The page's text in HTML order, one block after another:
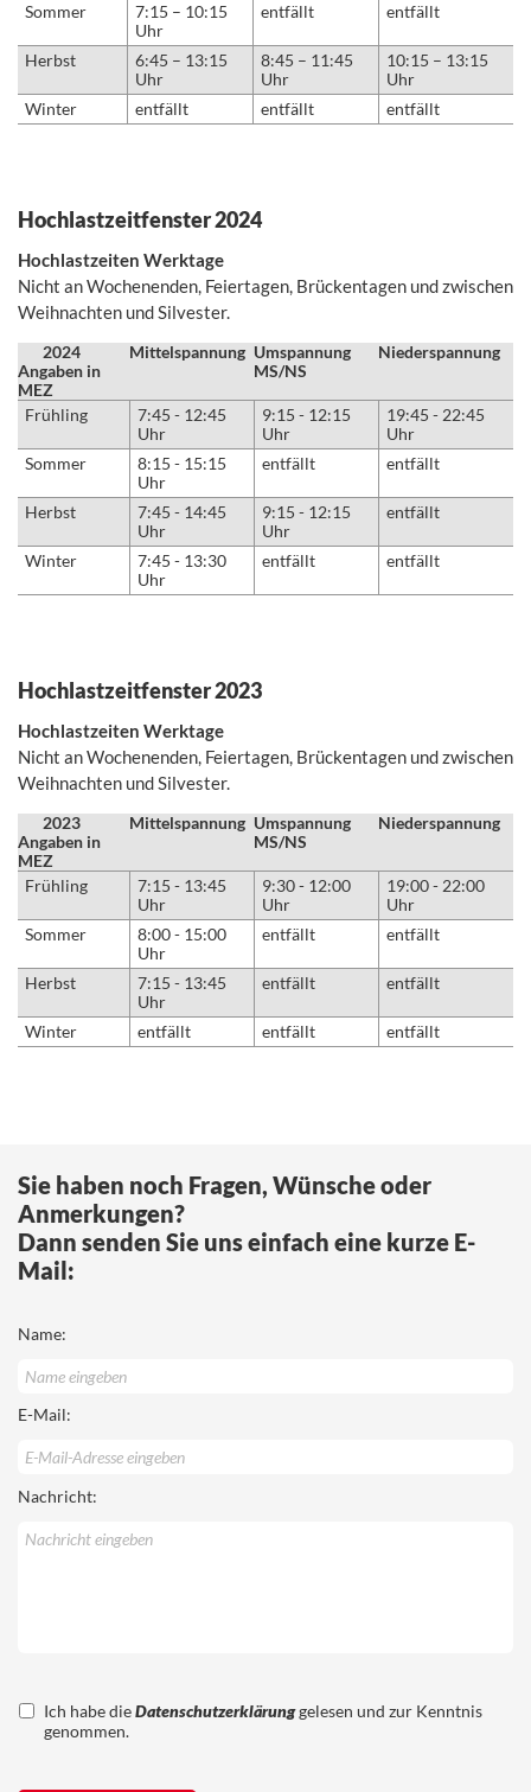
Sommer
7:15 – 10:15
Uhr
entfällt entfällt
Herbst
6:45 – 13:15
Uhr
8:45 – 11:45
Uhr
10:15 – 13:15
Uhr
Winter
entfällt entfällt entfällt
Hochlastzeitfenster 2024
Hochlastzeiten Werktage
Nicht an Wochenenden, Feiertagen, Brückentagen und zwischen
Weihnachten und Silvester.
2024
Angaben in
MEZ
Mittelspannung Umspannung
MS/NS
Niederspannung
Frühling
7:45 - 12:45
Uhr
9:15 - 12:15
Uhr
19:45 - 22:45
Uhr
Sommer
8:15 - 15:15
Uhr
entfällt entfällt
Herbst
7:45 - 14:45
Uhr
9:15 - 12:15
Uhr
entfällt
Winter
7:45 - 13:30
Uhr
entfällt entfällt
Hochlastzeitfenster 2023
Hochlastzeiten Werktage
Nicht an Wochenenden, Feiertagen, Brückentagen und zwischen
Weihnachten und Silvester.
2023
Angaben in
MEZ
Mittelspannung Umspannung
MS/NS
Niederspannung
Frühling
7:15 - 13:45
Uhr
9:30 - 12:00
Uhr
19:00 - 22:00
Uhr
Sommer
8:00 - 15:00
Uhr
entfällt entfällt
Herbst
7:15 - 13:45
Uhr
entfällt entfällt
Winter entfällt entfällt entfällt
Sie haben noch Fragen, Wünsche oder
Anmerkungen?
Dann senden Sie uns einfach eine kurze E-
Mail:
Name:
E-Mail:
Nachricht:
Ich habe dieDatenschutzerklärunggelesen und zur Kenntnis
genommen.